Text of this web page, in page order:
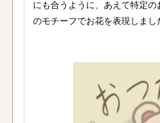
にも合うように、あえて特定
のモチーフでお花を表現しまし